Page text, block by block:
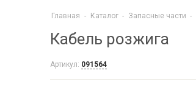
Главная - Каталог - Запасные части -
Кабель розжига
Артикул: 091564